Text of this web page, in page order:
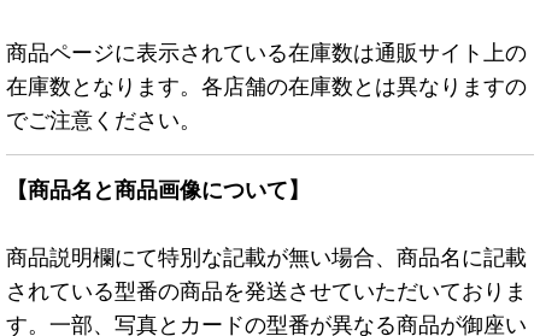
商品ページに表示されている在庫数は通販サイト上の
在庫数となります。各店舗の在庫数とは異なりますの
でご注意ください。
【商品名と商品画像について】
商品説明欄にて特別な記載が無い場合、商品名に記載
されている型番の商品を発送させていただいておりま
す。一部、写真とカードの型番が異なる商品が御座い